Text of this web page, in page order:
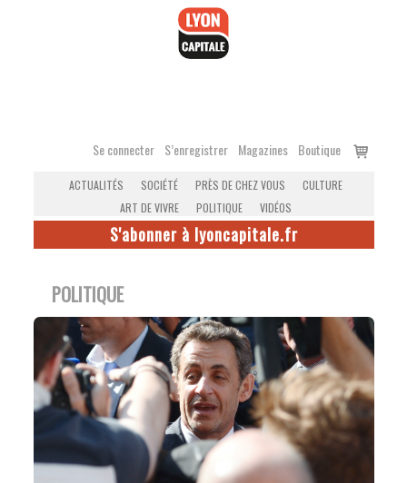
Se connecter S’enregistrer Magazines Boutique
Voir
ACTUALITÉS SOCIÉTÉ PRÈS DE CHEZ VOUS
CULTURE
ART DE VIVRE
POLITIQUE VIDÉOS
S'abonner à lyoncapitale.fr
POLITIQUE